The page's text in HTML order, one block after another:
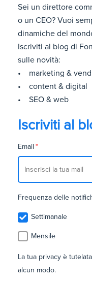
Sei un direttore
o un CEO? Vuoi
dinamiche del
Iscriviti al blog di
sulle novità:
• marketing &
• content & digital
• SEO & web
Iscriviti al
Email *
Frequenza delle
Settimanale
Mensile
La tua privacy è
alcun modo.